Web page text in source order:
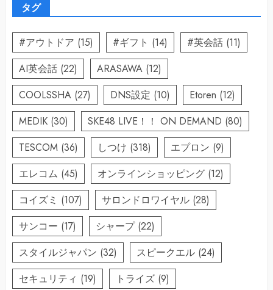
タグ
#アウトドア (15) #ギフト (14) #英会話 (11)
AI英会話 (22) ARASAWA (12)
COOLSSHA (27) DNS設定 (10) Etoren (12)
MEDIK (30) SKE48 LIVE！！ ON DEMAND (80)
TESCOM (36) しつけ (318) エプロン (9)
エレコム (45) オンラインショッピング (12)
コイズミ (107) サロンドロワイヤル (28)
サンコー (17) シャープ(22)
スタイルジャパン (32) スピークエル (24)
セキュリティ (19) トライズ (9)